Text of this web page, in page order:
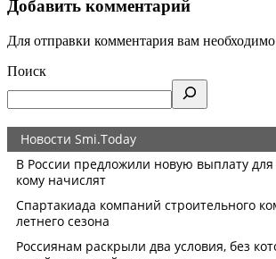
Добавить комментарий
Для отправки комментария вам необходимо
Поиск